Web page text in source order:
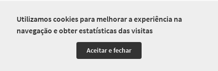
Utilizamos cookies para melhorar a experiência na
navegação e obter estatísticas das visitas
Aceitar e fechar